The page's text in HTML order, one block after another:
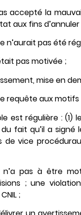
accepté la
aux fins
n’aurait pas été
pas motivée ;
mise en
requête aux motifs
est régulière : (1)
fait qu’il a
de vice
n’a pas à être
; une
;